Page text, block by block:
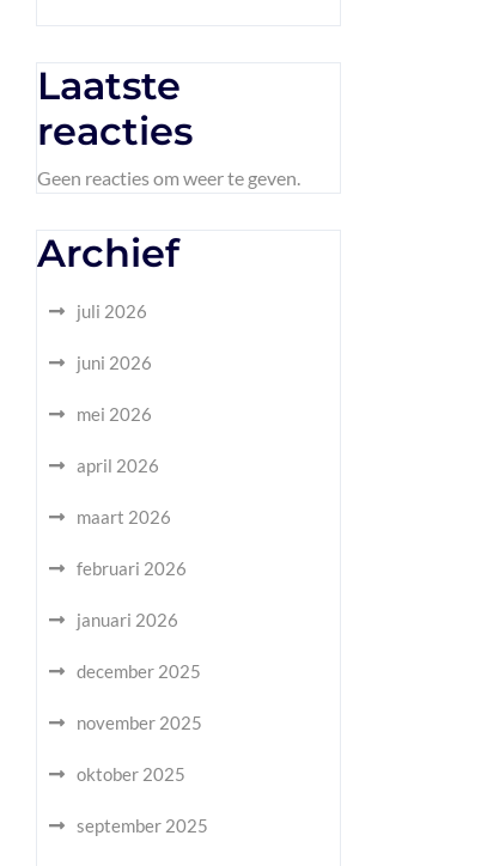
Laatste
reacties
Geen reacties om weer te geven.
Archief
juli 2026
juni 2026
mei 2026
april 2026
maart 2026
februari 2026
januari 2026
december 2025
november 2025
oktober 2025
september 2025